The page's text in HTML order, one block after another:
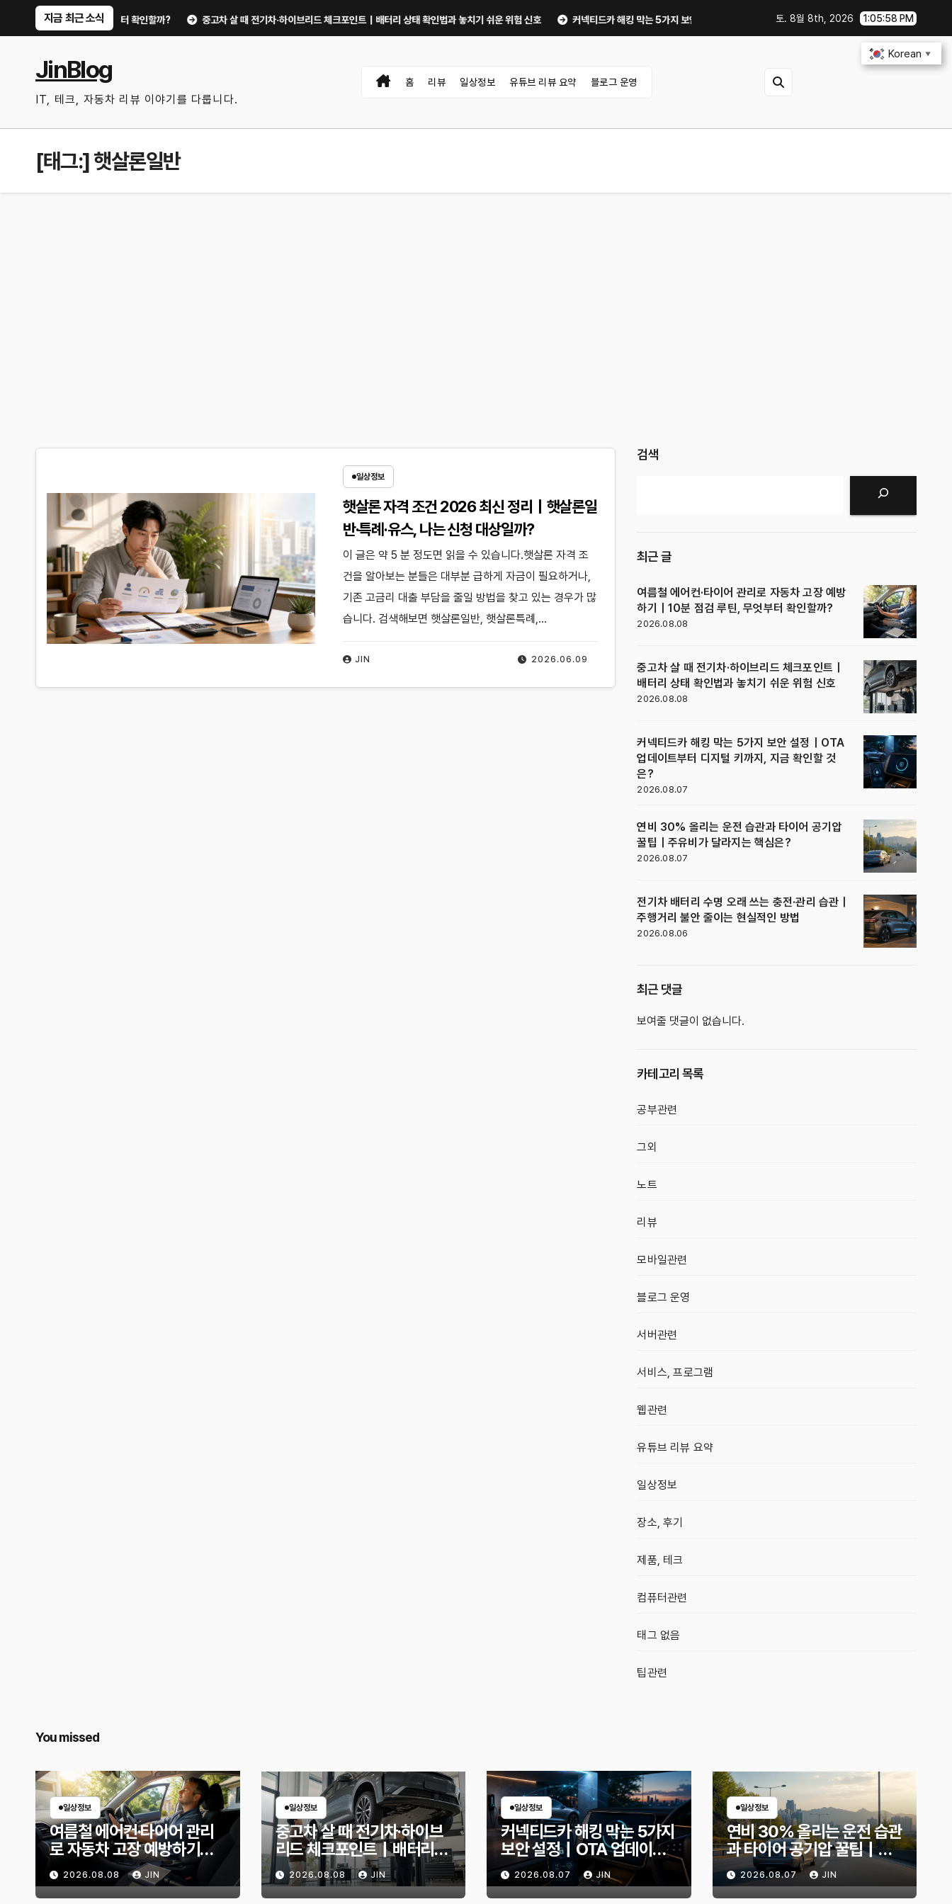
지금 최근 소식
분 점검 루틴, 무엇부터 확인할까? 중고차 살 때 전기차·하이브리드 체크포인트｜배터리 상태 확인법과 놓치기 쉬운 위험 신호 커넥티드카 해킹 막는 5가지 보안 설정｜OTA 업데이트부터 디지털 키까지, 지금 확인할 것은?
토. 8월 8th, 2026 1:05:58 PM
JinBlog
IT, 테크, 자동차 리뷰 이야기를 다룹니다.
홈 리뷰 일상정보 유튜브 리뷰 요약 블로그 운영
[태그:]햇살론일반
일상정보
햇살론 자격 조건 2026 최신 정리｜햇살론일
반·특례·유스, 나는 신청 대상일까?
2026.06.09
JIN
이 글은 약 5 분 정도면 읽을 수 있습니다.햇살론 자격 조
건을 알아보는 분들은 대부분 급하게 자금이 필요하거나,
기존 고금리 대출 부담을 줄일 방법을 찾고 있는 경우가 많
습니다. 검색해보면 햇살론일반, 햇살론특례,…
검색
최근 글
여름철 에어컨·타이어 관리로 자동차 고장 예방
하기｜10분 점검 루틴, 무엇부터 확인할까?
2026.08.08
중고차 살 때 전기차·하이브리드 체크포인트｜
배터리 상태 확인법과 놓치기 쉬운 위험 신호
2026.08.08
커넥티드카 해킹 막는 5가지 보안 설정｜OTA
업데이트부터 디지털 키까지, 지금 확인할 것
은?
2026.08.07
연비 30% 올리는 운전 습관과 타이어 공기압
꿀팁｜주유비가 달라지는 핵심은?
2026.08.07
전기차 배터리 수명 오래 쓰는 충전·관리 습관｜
주행거리 불안 줄이는 현실적인 방법
2026.08.06
최근 댓글
보여줄 댓글이 없습니다.
카테고리 목록
공부관련
그외
노트
리뷰
모바일관련
블로그 운영
서버관련
서비스, 프로그램
웹관련
유튜브 리뷰 요약
일상정보
장소, 후기
제품, 테크
컴퓨터관련
태그 없음
팁관련
You missed
일상정보
여름철 에어컨·타이어 관리
로 자동차 고장 예방하기｜
10분 점검 루틴, 무엇부터 확
인할까?
2026.08.08 JIN
일상정보
중고차 살 때 전기차·하이브
리드 체크포인트｜배터리
상태 확인법과 놓치기 쉬운
위험 신호
2026.08.08 JIN
일상정보
커넥티드카 해킹 막는 5가지
보안 설정｜OTA 업데이트
부터 디지털 키까지, 지금 확
인할 것은?
2026.08.07 JIN
일상정보
연비 30% 올리는 운전 습관
과 타이어 공기압 꿀팁｜주
유비가 달라지는 핵심은?
2026.08.07 JIN
Korean ▼